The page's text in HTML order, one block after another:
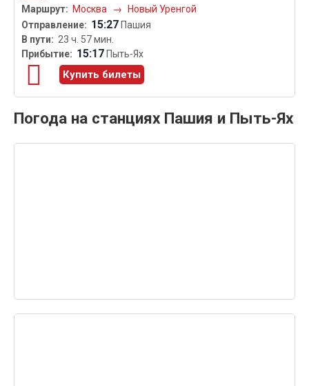
Москва
→ Новый Уренгой
15:27 Пашия
23 ч. 57 мин.
15:17 Пыть-Ях
Купить билеты
Погода на станциях Пашия и Пыть-Ях